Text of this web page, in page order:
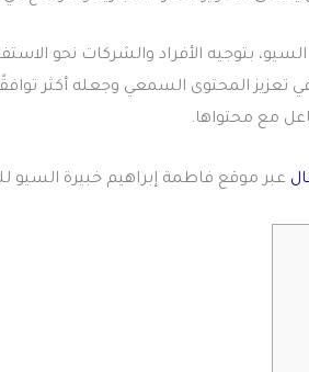
بتوجيه الأفراد والشركات نحو
المحتوى السمعي وجعله أكثر
مع محتواها.
عبر موقع فاطمة إبراهيم خبيرة السيو